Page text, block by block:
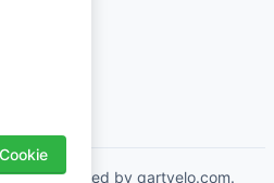
Reserved by qartvelo.com.